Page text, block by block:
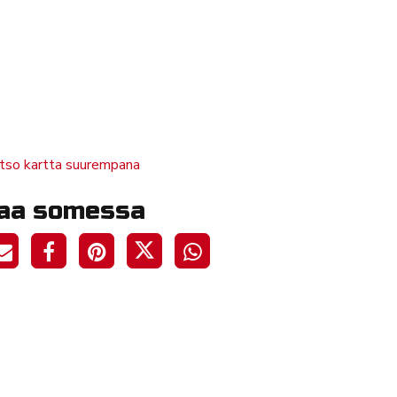
kartta suurempana
somessa